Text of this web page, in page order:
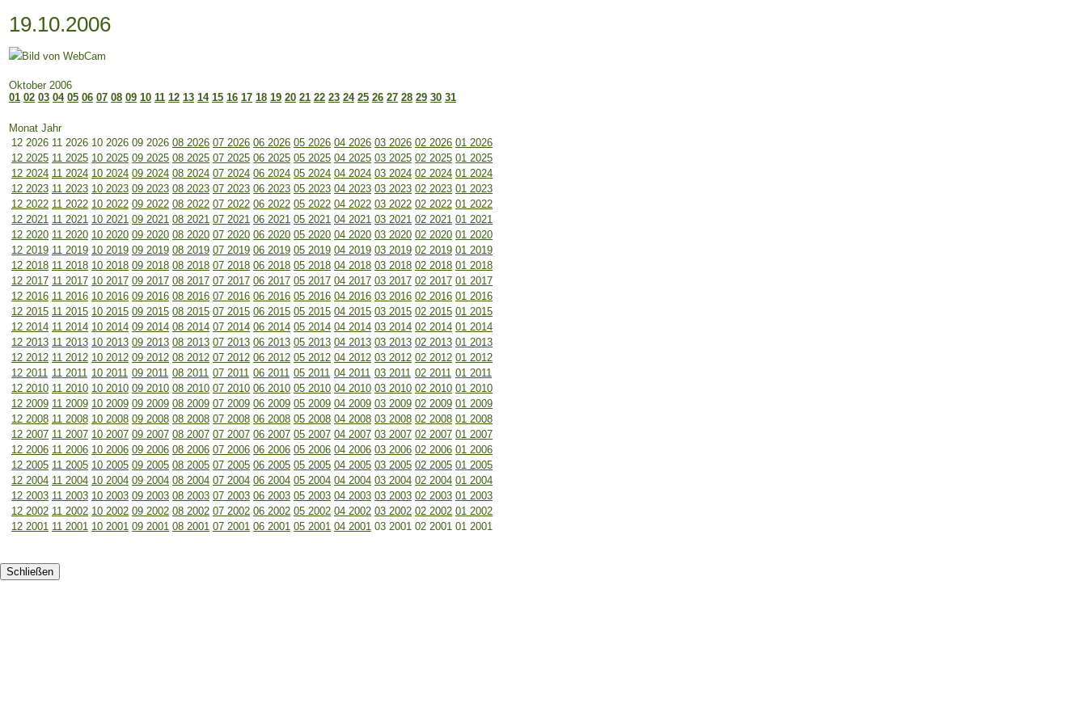
19.10.2006
Oktober 2006
01 02 03 04 05 06 07 08 09 10 11 12 13 14 15 16 17 18 19 20 21 22 23 24 25 26 27 28 29 30 31
Monat Jahr
12 2026 11 2026 10 2026 09 2026 08 2026 07 2026 06 2026 05 2026 04 2026 03 2026 02 2026 01 2026
12 2025 11 2025 10 2025 09 2025 08 2025 07 2025 06 2025 05 2025 04 2025 03 2025 02 2025 01 2025
12 2024 11 2024 10 2024 09 2024 08 2024 07 2024 06 2024 05 2024 04 2024 03 2024 02 2024 01 2024
12 2023 11 2023 10 2023 09 2023 08 2023 07 2023 06 2023 05 2023 04 2023 03 2023 02 2023 01 2023
12 2022 11 2022 10 2022 09 2022 08 2022 07 2022 06 2022 05 2022 04 2022 03 2022 02 2022 01 2022
12 2021 11 2021 10 2021 09 2021 08 2021 07 2021 06 2021 05 2021 04 2021 03 2021 02 2021 01 2021
12 2020 11 2020 10 2020 09 2020 08 2020 07 2020 06 2020 05 2020 04 2020 03 2020 02 2020 01 2020
12 2019 11 2019 10 2019 09 2019 08 2019 07 2019 06 2019 05 2019 04 2019 03 2019 02 2019 01 2019
12 2018 11 2018 10 2018 09 2018 08 2018 07 2018 06 2018 05 2018 04 2018 03 2018 02 2018 01 2018
12 2017 11 2017 10 2017 09 2017 08 2017 07 2017 06 2017 05 2017 04 2017 03 2017 02 2017 01 2017
12 2016 11 2016 10 2016 09 2016 08 2016 07 2016 06 2016 05 2016 04 2016 03 2016 02 2016 01 2016
12 2015 11 2015 10 2015 09 2015 08 2015 07 2015 06 2015 05 2015 04 2015 03 2015 02 2015 01 2015
12 2014 11 2014 10 2014 09 2014 08 2014 07 2014 06 2014 05 2014 04 2014 03 2014 02 2014 01 2014
12 2013 11 2013 10 2013 09 2013 08 2013 07 2013 06 2013 05 2013 04 2013 03 2013 02 2013 01 2013
12 2012 11 2012 10 2012 09 2012 08 2012 07 2012 06 2012 05 2012 04 2012 03 2012 02 2012 01 2012
12 2011 11 2011 10 2011 09 2011 08 2011 07 2011 06 2011 05 2011 04 2011 03 2011 02 2011 01 2011
12 2010 11 2010 10 2010 09 2010 08 2010 07 2010 06 2010 05 2010 04 2010 03 2010 02 2010 01 2010
12 2009 11 2009 10 2009 09 2009 08 2009 07 2009 06 2009 05 2009 04 2009 03 2009 02 2009 01 2009
12 2008 11 2008 10 2008 09 2008 08 2008 07 2008 06 2008 05 2008 04 2008 03 2008 02 2008 01 2008
12 2007 11 2007 10 2007 09 2007 08 2007 07 2007 06 2007 05 2007 04 2007 03 2007 02 2007 01 2007
12 2006 11 2006 10 2006 09 2006 08 2006 07 2006 06 2006 05 2006 04 2006 03 2006 02 2006 01 2006
12 2005 11 2005 10 2005 09 2005 08 2005 07 2005 06 2005 05 2005 04 2005 03 2005 02 2005 01 2005
12 2004 11 2004 10 2004 09 2004 08 2004 07 2004 06 2004 05 2004 04 2004 03 2004 02 2004 01 2004
12 2003 11 2003 10 2003 09 2003 08 2003 07 2003 06 2003 05 2003 04 2003 03 2003 02 2003 01 2003
12 2002 11 2002 10 2002 09 2002 08 2002 07 2002 06 2002 05 2002 04 2002 03 2002 02 2002 01 2002
12 2001 11 2001 10 2001 09 2001 08 2001 07 2001 06 2001 05 2001 04 2001 03 2001 02 2001 01 2001